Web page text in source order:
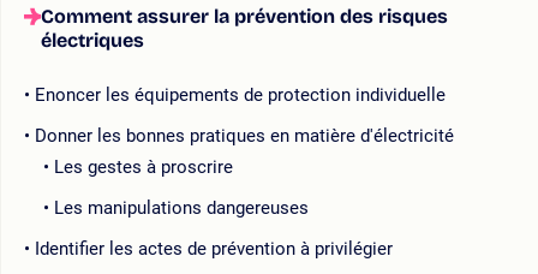
Comment assurer la prévention des risques
électriques
Enoncer les équipements de protection individuelle
Donner les bonnes pratiques en matière d'électricité
Les gestes à proscrire
Les manipulations dangereuses
Identifier les actes de prévention à privilégier